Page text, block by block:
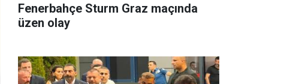
Fenerbahçe Sturm Graz maçında
üzen olay